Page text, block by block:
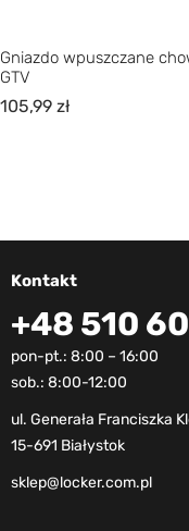
Gniazdo wpuszczane
GTV
105,99 zł
Kontakt
+48 510
pon-pt.: 8:00 – 16:00
sob.: 8:00-12:00
ul. Generała Franciszka
15-691 Białystok
sklep@locker.com.pl